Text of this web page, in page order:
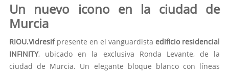
Un nuevo icono en la ciudad de
Murcia
RIOU.Vidresifpresente en el vanguardista edificio residencial
INFINITY, ubicado en la exclusiva Ronda Levante, de la
ciudad de Murcia. Un elegante bloque blanco con líneas